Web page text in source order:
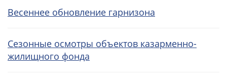
Весеннее обновление гарнизона
Сезонные осмотры объектов казарменно-
жилищного фонда